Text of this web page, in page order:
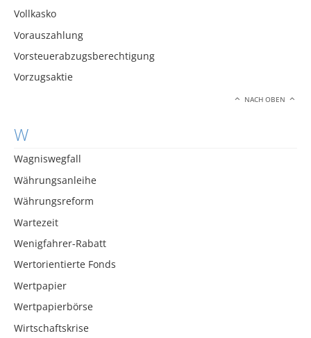
Vollkasko
Vorauszahlung
Vorsteuerabzugsberechtigung
Vorzugsaktie
NACH OBEN
W
Wagniswegfall
Währungsanleihe
Währungsreform
Wartezeit
Wenigfahrer-Rabatt
Wertorientierte Fonds
Wertpapier
Wertpapierbörse
Wirtschaftskrise